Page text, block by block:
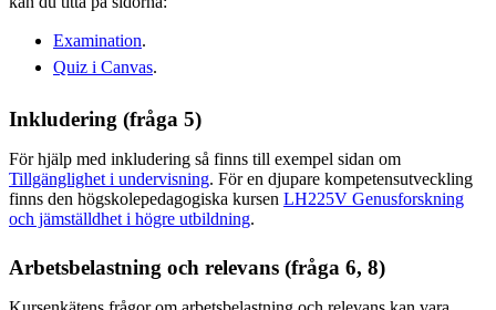
Examination.
Quiz i Canvas.
Inkludering (fråga 5)
För hjälp med inkludering så finns till exempel sidan om
Tillgänglighet i undervisning. För en djupare kompetensutveckling
finns den högskolepedagogiska kursen LH225V Genusforskning
och jämställdhet i högre utbildning.
Arbetsbelastning och relevans (fråga 6, 8)